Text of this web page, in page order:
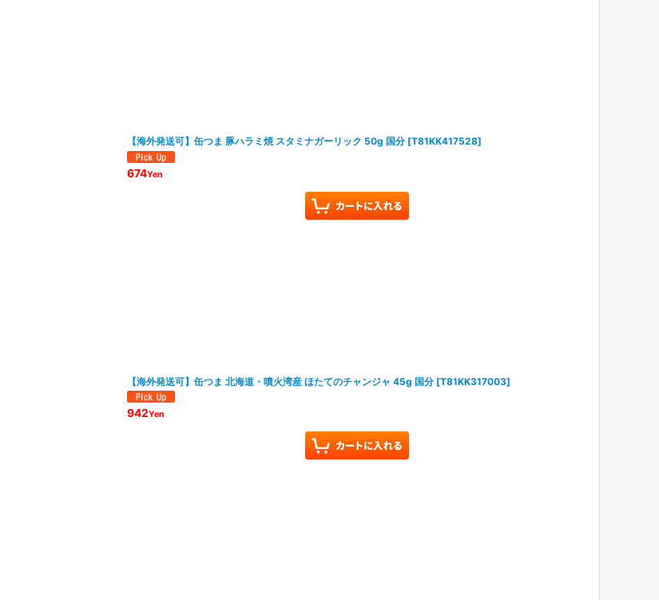
【海外発送可】缶つま 豚ハラミ焼 スタミナガーリック 50g 国分 [T81KK417528]
674Yen
【海外発送可】缶つま 北海道・噴火湾産 ほたてのチャンジャ 45g 国分 [T81KK317003]
942Yen